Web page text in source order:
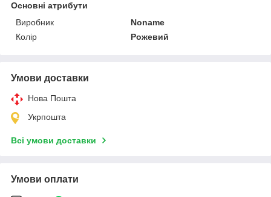
Основні атрибути
Виробник
Noname
Колір
Рожевий
Умови доставки
Нова Пошта
Укрпошта
Всі умови доставки
Умови оплати